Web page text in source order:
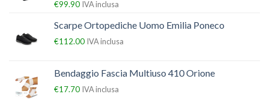
€99.90 IVA inclusa
Scarpe Ortopediche Uomo Emilia Poneco
€112.00 IVA inclusa
Bendaggio Fascia Multiuso 410 Orione
€17.70 IVA inclusa